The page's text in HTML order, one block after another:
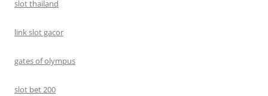
slot thailand
link slot gacor
gates of olympus
slot bet 200